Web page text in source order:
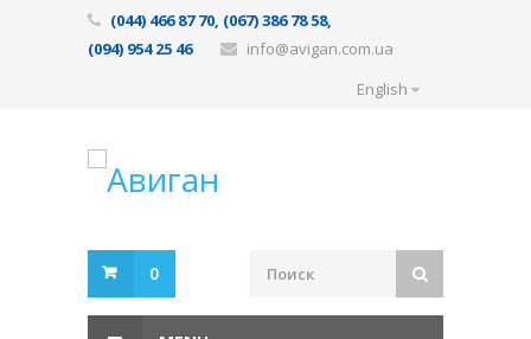
(044) 466 87 70, (067) 386 78 58,
(094) 954 25 46
info@avigan.com.ua
English
0